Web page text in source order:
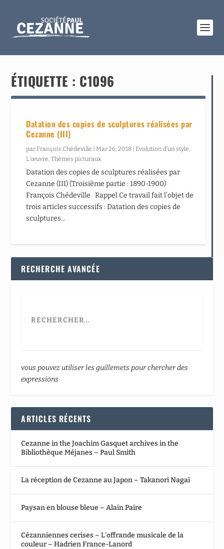
ÉTIQUETTE : C1096
Datation des copies de sculptures réalisées par
Cezanne (III)
parFrançois Chédeville |Mar 26, 2018 |Evolution d’un style,
L’œuvre,Thèmes picturaux
Datation des copies de sculptures réalisées par
Cezanne (III) (Troisième partie : 1890-1900)
François Chédeville Rappel Ce travail fait l’objet de
trois articles successifs : Datation des copies de
sculptures...
RECHERCHE AVANCÉE
vous pouvez utiliser les guillemets pour chercher des
expressions
ARTICLES RÉCENTS
Cezanne in the Joachim Gasquet archives in the
Bibliothèque Méjanes – Paul Smith
La réception de Cezanne au Japon – Takanori Nagaï
Paysan en blouse bleue – Alain Paire
Cézanniennes cerises – L’offrande musicale de la
couleur – Hadrien France-Lanord